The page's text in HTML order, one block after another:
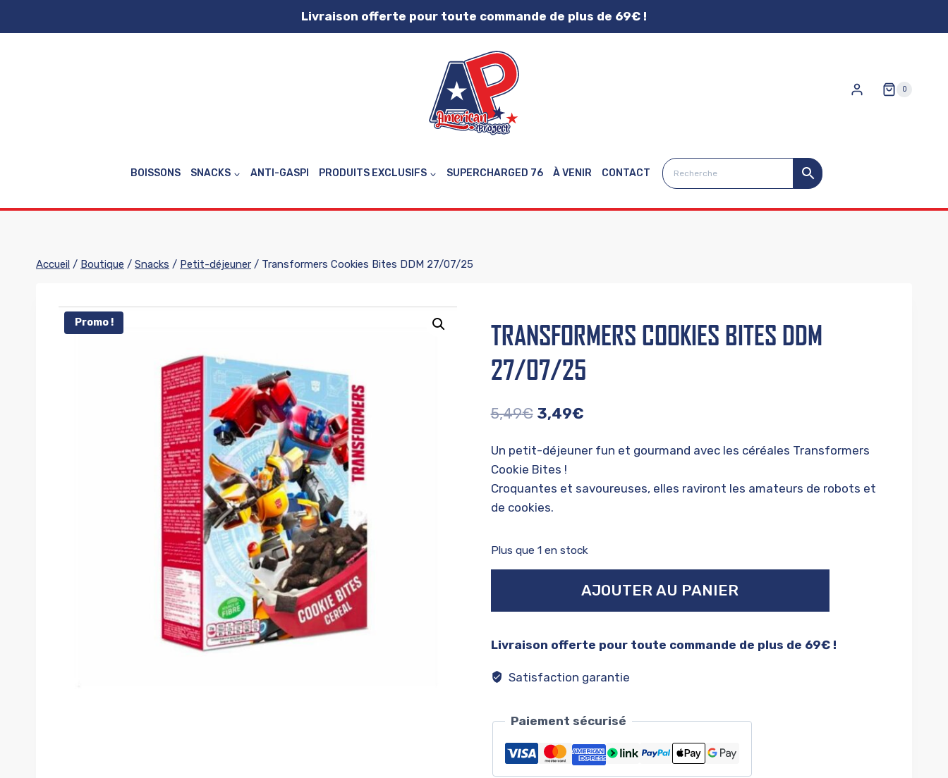
Livraison offerte pour toute commande de plus de 69€ !
0
BOISSONS SNACKS ANTI-GASPI PRODUITS EXCLUSIFS SUPERCHARGED 76 À VENIR CONTACT
Accueil / Boutique / Snacks / Petit-déjeuner / Transformers Cookies Bites DDM 27/07/25
Promo !
TRANSFORMERS COOKIES BITES DDM
27/07/25
5,49€ Le
initial
était :
5,49€.
3,49€Le
est :
Un petit-déjeuner fun et gourmand avec les céréales Transformers
Cookie Bites !
Croquantes et savoureuses, elles raviront les amateurs de robots et
de cookies.
Plus que 1 en stock
Transformers
DDM
AJOUTER AU PANIER
Livraison offerte pour toute commande de plus de 69€ !
Satisfaction garantie
Paiement sécurisé